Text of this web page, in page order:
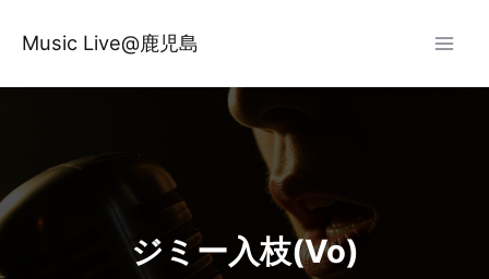
ス
Music Live@鹿児島
ジミー入枝(Vo)